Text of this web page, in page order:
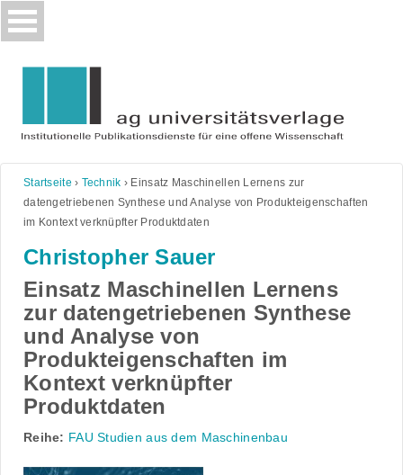
Skip
to
Startseite › Technik › Einsatz Maschinellen Lernens zur
datengetriebenen Synthese und Analyse von Produkteigenschaften
im Kontext verknüpfter Produktdaten
Christopher Sauer
Einsatz Maschinellen Lernens
zur datengetriebenen Synthese
und Analyse von
Produkteigenschaften im
Kontext verknüpfter
Produktdaten
Reihe: FAU Studien aus dem Maschinenbau